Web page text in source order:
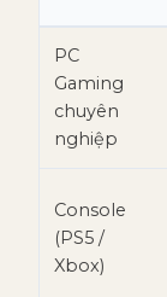
PC
Gaming
chuyên
nghiệp
Console
(PS5 /
Xbox)